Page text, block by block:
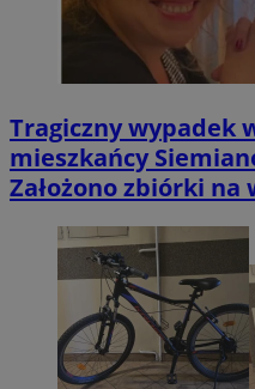
Tragiczny wypadek
mieszkańcy
Założono zbiórki na